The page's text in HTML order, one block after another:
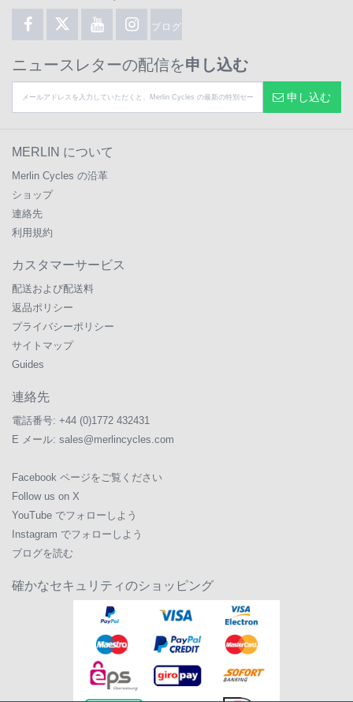
ブログ
ニュースレターの配信を申し込む
申し込む
MERLIN について
Merlin Cycles の沿革
ショップ
連絡先
利用規約
カスタマーサービス
配送および配送料
返品ポリシー
プライバシーポリシー
サイトマップ
Guides
連絡先
電話番号: +44 (0)1772 432431
E メール: sales@merlincycles.com
Facebook ページをご覧ください
Follow us on X
YouTube でフォローしよう
Instagram でフォローしよう
ブログを読む
確かなセキュリティのショッピング